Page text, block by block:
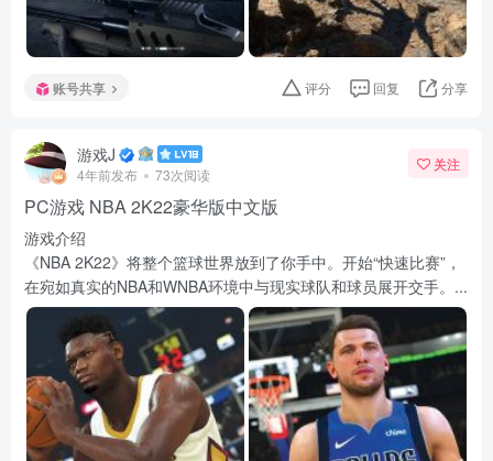
账号共享 评分 回复 分享
游戏J
4年前发布 73次阅读
关注
PC游戏 NBA 2K22豪华版中文版
游戏介绍
《NBA 2K22》将整个篮球世界放到了你手中。开始“快速比赛”，
在宛如真实的NBA和WNBA环境中与现实球队和球员展开交手。...